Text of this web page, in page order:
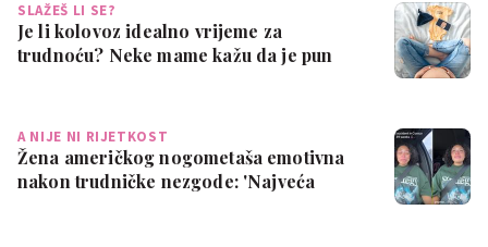
SLAŽEŠ LI SE?
Je li kolovoz idealno vrijeme za
trudnoću? Neke mame kažu da je pun
A NIJE NI RIJETKOST
Žena američkog nogometaša emotivna
nakon trudničke nezgode: 'Najveća